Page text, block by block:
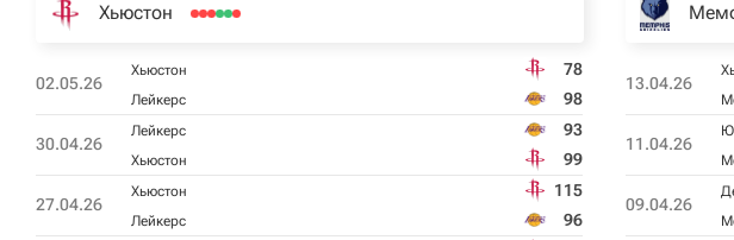
Хьюстон
02.05.26
Хьюстон 78
Лейкерс 98
30.04.26
Лейкерс 93
Хьюстон 99
27.04.26
Хьюстон 115
Лейкерс 96
13.04.26
11.04.26
09.04.26